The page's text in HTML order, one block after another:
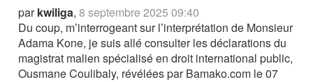
parkwiliga,8 septembre 2025 09:40
Du coup, m’interrogeant sur l’interprétation de Monsieur
Adama Kone, je suis allé consulter les déclarations du
magistrat malien spécialisé en droit international public,
Ousmane Coulibaly, révélées par Bamako.com le 07